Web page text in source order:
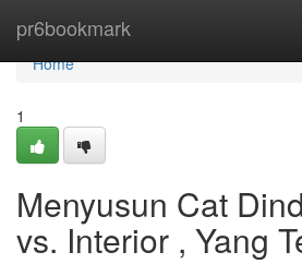
pr6bookmark
Home
Home
1
Menyusun Cat
vs. Interior , Yang